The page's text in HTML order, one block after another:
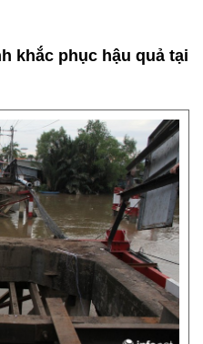
khắc phục hậu quả tại